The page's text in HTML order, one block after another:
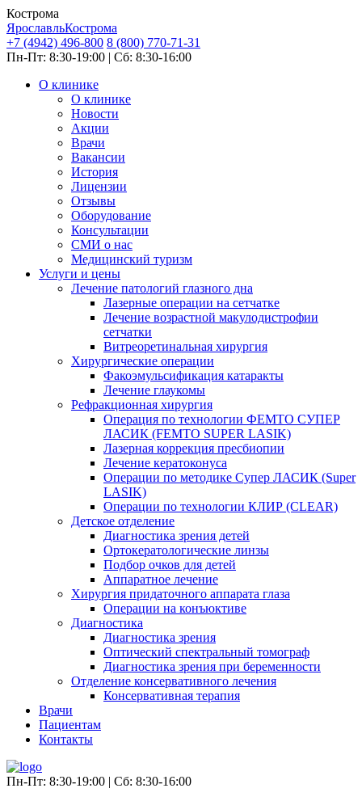
Кострома
ЯрославльКострома
+7 (4942) 496-800 8 (800) 770-71-31
Пн-Пт: 8:30-19:00 | Сб: 8:30-16:00
О клинике
О клинике
Новости
Акции
Врачи
Вакансии
История
Лицензии
Отзывы
Оборудование
Консультации
СМИ о нас
Медицинский туризм
Услуги и цены
Лечение патологий глазного дна
Лазерные операции на сетчатке
Лечение возрастной макулодистрофии
сетчатки
Витреоретинальная хирургия
Хирургические операции
Факоэмульсификация катаракты
Лечение глаукомы
Рефракционная хирургия
Операция по технологии ФЕМТО СУПЕР
ЛАСИК (FEMTO SUPER LASIK)
Лазерная коррекция пресбиопии
Лечение кератоконуса
Операции по методике Супер ЛАСИК (Super
LASIK)
Операции по технологии КЛИР (CLEAR)
Детское отделение
Диагностика зрения детей
Ортокератологические линзы
Подбор очков для детей
Аппаратное лечение
Хирургия придаточного аппарата глаза
Операции на конъюктиве
Диагностика
Диагностика зрения
Оптический спектральный томограф
Диагностика зрения при беременности
Отделение консервативного лечения
Консервативная терапия
Врачи
Пациентам
Контакты
Пн-Пт: 8:30-19:00 | Сб: 8:30-16:00